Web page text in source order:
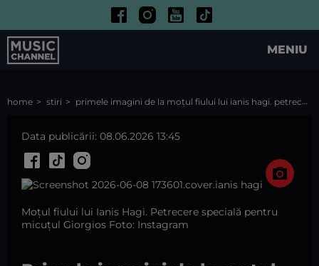
MENIU
home stiri primele imagini de la moțul fiului lui ianis hagi. petrecere specială pentru micuțul giorgios
Data publicării: 08.06.2026 13:45
Moțul fiului lui Ianis Hagi. Petrecere specială pentru
micuțul Giorgios Foto: Instagram